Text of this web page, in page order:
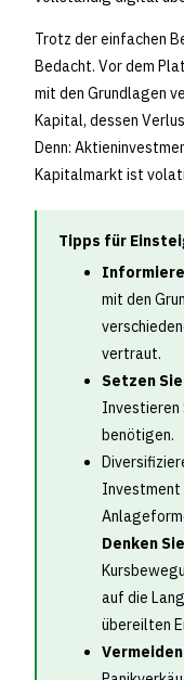
Trotz der einfachen
Bedacht. Vor dem
mit den Grundlagen
Kapital, dessen
Denn:
Kapitalmarkt ist
Tipps für
mit den
vertraut.
Setzen
Investieren
benötigen.
Investment
Denken
auf die
übereilten